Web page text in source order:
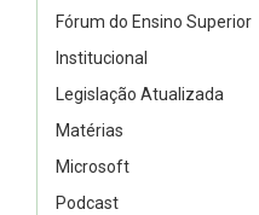
Fórum do Ensino Superior
Institucional
Legislação Atualizada
Matérias
Microsoft
Podcast